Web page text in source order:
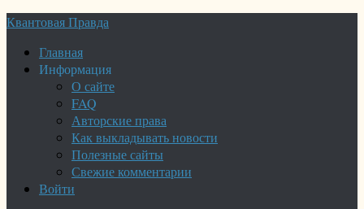
Квантовая Правда
Главная
Информация
О сайте
FAQ
Авторские права
Как выкладывать новости
Полезные сайты
Свежие комментарии
Войти